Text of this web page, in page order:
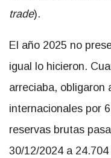
trade).
El año 2025 no
igual lo hicieron.
arreciaba, obligaron
internacionales por
reservas brutas
30/12/2024 a